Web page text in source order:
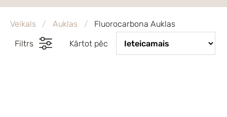
Veikals Auklas Fluorocarbona Auklas
Filtrs Kārtot pēc